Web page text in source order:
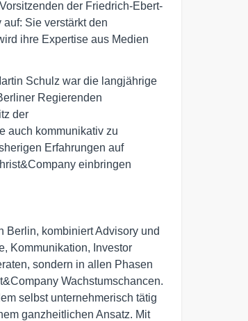
der Friedrich-Ebert-
Sie verstärkt den
ihre Expertise aus Medien
Schulz war die langjährige
Regierenden
der
auch kommunikativ zu
Erfahrungen auf
einbringen
Berlin, kombiniert Advisory und
Kommunikation, Investor
sondern in allen Phasen
Wachstumschancen.
selbst unternehmerisch tätig
ganzheitlichen Ansatz. Mit